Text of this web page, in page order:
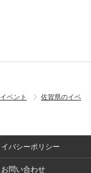
ベント
佐賀県のイベ
イバシーポリシー
お問い合わせ